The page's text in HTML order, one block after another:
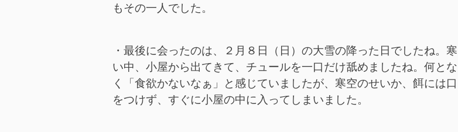
もその一人でした。
・最後に会ったのは、２月８日（日）の大雪の降った日でしたね。寒
い中、小屋から出てきて、チュールを一口だけ舐めましたね。何とな
く「食欲かないなぁ」と感じていましたが、寒空のせいか、餌には口
をつけず、すぐに小屋の中に入ってしまいました。